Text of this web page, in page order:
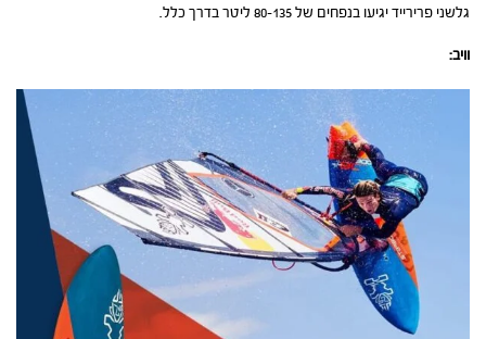
גלשני פרירייד יגיעו בנפחים של 80-135 ליטר בדרך כלל.
וויב: